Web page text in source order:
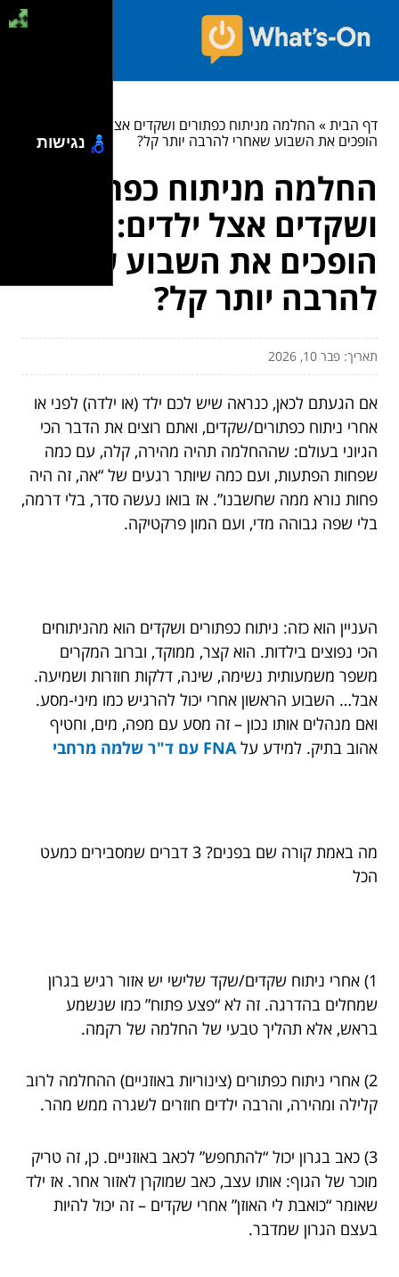
דף הבית» החלמה מניתוח כפתורים ושקדים אצל ילדים: איך
הופכים את השבוע שאחרי להרבה יותר קל?
החלמה מניתוח כפתורים
ושקדים אצל ילדים: איך
הופכים את השבוע שאחרי
להרבה יותר קל?
תאריך: פבר 10, 2026
אם הגעתם לכאן, כנראה שיש לכם ילד (או ילדה) לפני או
אחרי ניתוח כפתורים/שקדים, ואתם רוצים את הדבר הכי
הגיוני בעולם: שההחלמה תהיה מהירה, קלה, עם כמה
שפחות הפתעות, ועם כמה שיותר רגעים של “אה, זה היה
פחות נורא ממה שחשבנו”. אז בואו נעשה סדר, בלי דרמה,
בלי שפה גבוהה מדי, ועם המון פרקטיקה.
העניין הוא כזה: ניתוח כפתורים ושקדים הוא מהניתוחים
הכי נפוצים בילדות. הוא קצר, ממוקד, וברוב המקרים
משפר משמעותית נשימה, שינה, דלקות חוזרות ושמיעה.
אבל… השבוע הראשון אחרי יכול להרגיש כמו מיני-מסע.
ואם מנהלים אותו נכון – זה מסע עם מפה, מים, וחטיף
אהוב בתיק. למידע עלFNA עם ד"ר שלמה מרחבי
מה באמת קורה שם בפנים? 3 דברים שמסבירים כמעט
הכל
1) אחרי ניתוח שקדים/שקד שלישי יש אזור רגיש בגרון
שמחלים בהדרגה. זה לא “פצע פתוח” כמו שנשמע
בראש, אלא תהליך טבעי של החלמה של רקמה.
2) אחרי ניתוח כפתורים (צינוריות באוזניים) ההחלמה לרוב
קלילה ומהירה, והרבה ילדים חוזרים לשגרה ממש מהר.
3) כאב בגרון יכול “להתחפש” לכאב באוזניים. כן, זה טריק
מוכר של הגוף: אותו עצב, כאב שמוקרן לאזור אחר. אז ילד
שאומר “כואבת לי האוזן” אחרי שקדים – זה יכול להיות
בעצם הגרון שמדבר.
נגישות